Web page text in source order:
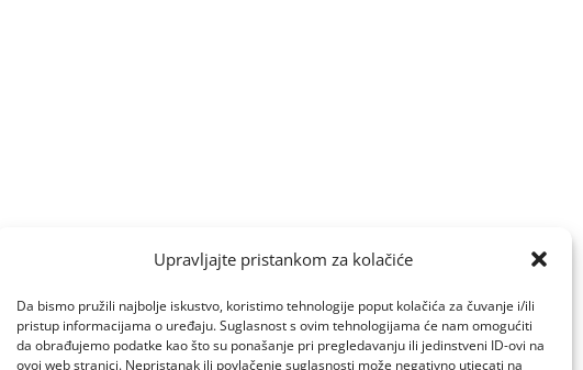
Upravljajte pristankom za kolačiće
Da bismo pružili najbolje iskustvo, koristimo tehnologije poput kolačića za čuvanje i/ili
pristup informacijama o uređaju. Suglasnost s ovim tehnologijama će nam omogućiti
da obrađujemo podatke kao što su ponašanje pri pregledavanju ili jedinstveni ID-ovi na
ovoj web stranici. Nepristanak ili povlačenje suglasnosti može negativno utjecati na